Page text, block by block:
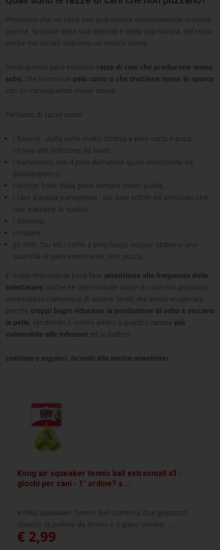
Premesso che un cane non può essere assolutamente inodore,
perchè fa parte della sua identità e della sua natura, del resto
anche noi umani abbiamo un nostro odore.
Detto questo però esistono razze di cani che producono meno
sebo, che hanno un pelo corto o che trattiene meno lo sporco
con un conseguente minor odore.
Parliamo di razze come:
i Basenji , dalla pelle molto distesa e pelo corto e poco
incline alle infezione da lieviti,
i barboncini, con il pelo dall’odore quasi inesistente ed
ipoallergenico,
i bichon frisé, dalla pelle sempre molto pulita,
i cani d’acqua portoghese , dal pelo sottile ed arricciato che
non trattiene lo sporco,
i dalmata,
i maltesi,
gli Shih Tzu ed i Collie a pelo lungo seppur abbiano una
quantità di pelo importante, non puzza.
E’ molto importante però fare attenzione alla frequenza delle
tolettature, anche se determinate razze di cani non puzzano,
necessitano comunque di essere lavati, ma senza esagerare,
perchè troppi bagni riducono la produzione di sebo e seccano
la pelle, rendendo il nostro amico a quattro zampe più
vulnerabile alle infezioni ed ai batteri.
continua a seguirci, iscriviti alla nostra newsletter
Kong air squeaker tennis ball extrasmall x3 -
giochi per cani - 1° ordine? s ...
KONG Squeakair Tennis Ball combina due giocattoli
classici: la pallina da tennis e il gioco sonoro, ...
€ 2,99